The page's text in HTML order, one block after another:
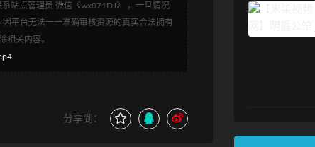
站点管理员 微信《wx071DJ》 ，一旦情况
平台无法一一准确审核资源的真实合法拥有
相关内容。
分享到：